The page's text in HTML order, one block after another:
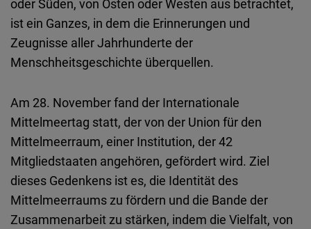
oder Süden, von Osten oder Westen aus betrachtet,
ist ein Ganzes, in dem die Erinnerungen und
Zeugnisse aller Jahrhunderte der
Menschheitsgeschichte überquellen.
Am 28. November fand der Internationale
Mittelmeertag statt, der von der Union für den
Mittelmeerraum, einer Institution, der 42
Mitgliedstaaten angehören, gefördert wird. Ziel
dieses Gedenkens ist es, die Identität des
Mittelmeerraums zu fördern und die Bande der
Zusammenarbeit zu stärken, indem die Vielfalt, von